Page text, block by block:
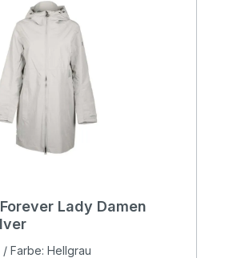
Lady Damen
/ Farbe: Hellgrau